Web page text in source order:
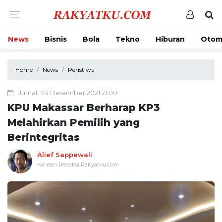
News Bisnis Bola Tekno Hiburan
Home News Peristiwa
Jumat, 24 Desember 2021 21:00
KPU Makassar Berharap KP3
Melahirkan Pemilih yang
Berintegritas
Alief Sappewali
Konten Redaksi Rakyatku.Com